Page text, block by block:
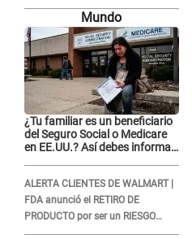
Kevin Díaz desde 8 metros de
Mundo
¿Tu familiar es un beneficiario
del Seguro Social o Medicare
en EE.UU.? Así debes informar
ALERTA CLIENTES DE WALMART |
FDA anunció el RETIRO DE
PRODUCTO por ser un RIESGO
MORTAL para consumidores: ¿Cuál